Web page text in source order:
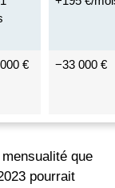
€ −33 000 €
que
pourrait